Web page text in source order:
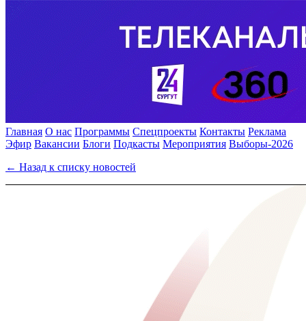
Главная О нас Программы Спецпроекты Контакты Реклама
Эфир Вакансии Блоги Подкасты Мероприятия Выборы-2026
← Назад к списку новостей